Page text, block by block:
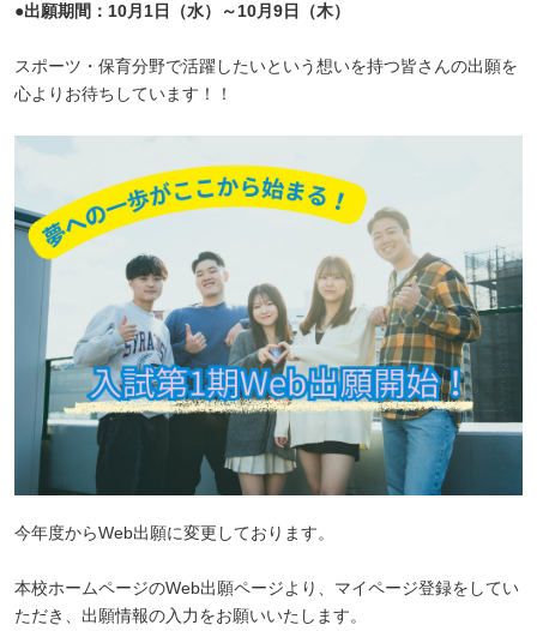
●出願期間：10月1日（水）～10月9日（木）
スポーツ・保育分野で活躍したいという想いを持つ皆さんの出願を
心よりお待ちしています！！
今年度からWeb出願に変更しております。
本校ホームページのWeb出願ページより、マイページ登録をしてい
ただき、出願情報の入力をお願いいたします。